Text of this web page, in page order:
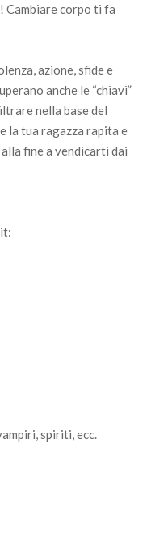
Cambiare corpo ti fa
azione, sfide e
anche le “chiavi”
nella base del
la tua ragazza rapita e
fine a vendicarti dai
spiriti, ecc.